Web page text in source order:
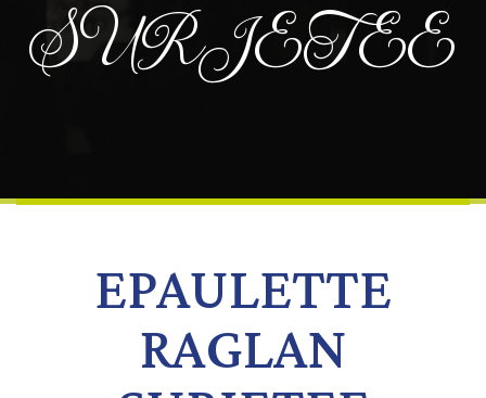
SURJETEE
EPAULETTE
RAGLAN